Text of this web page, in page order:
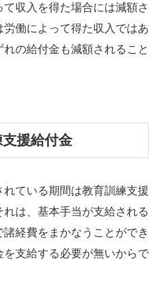
収入を得た場合には減額さ
働によって得た収入ではあ
の給付金も減額されること
援給付金
ている期間は教育訓練支援
は、基本手当が支給される
経費をまかなうことができ
支給する必要が無いからで